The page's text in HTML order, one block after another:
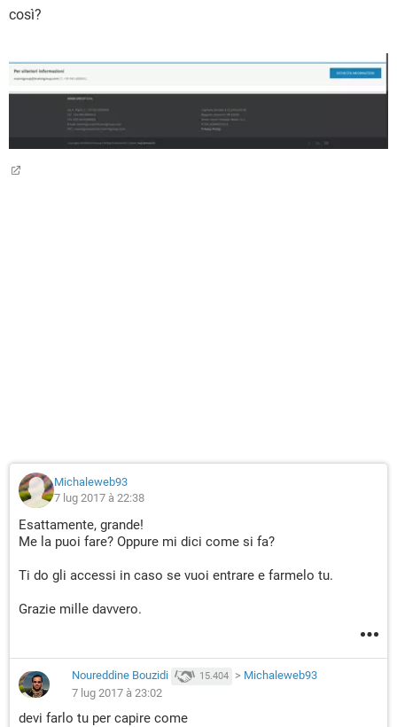
così?
Michaleweb93
7 lug 2017 à 22:38
Esattamente, grande!
Me la puoi fare? Oppure mi dici come si fa?
Ti do gli accessi in caso se vuoi entrare e farmelo tu.
Grazie mille davvero.
Noureddine Bouzidi 15.404 > Michaleweb93
7 lug 2017 à 23:02
devi farlo tu per capire come